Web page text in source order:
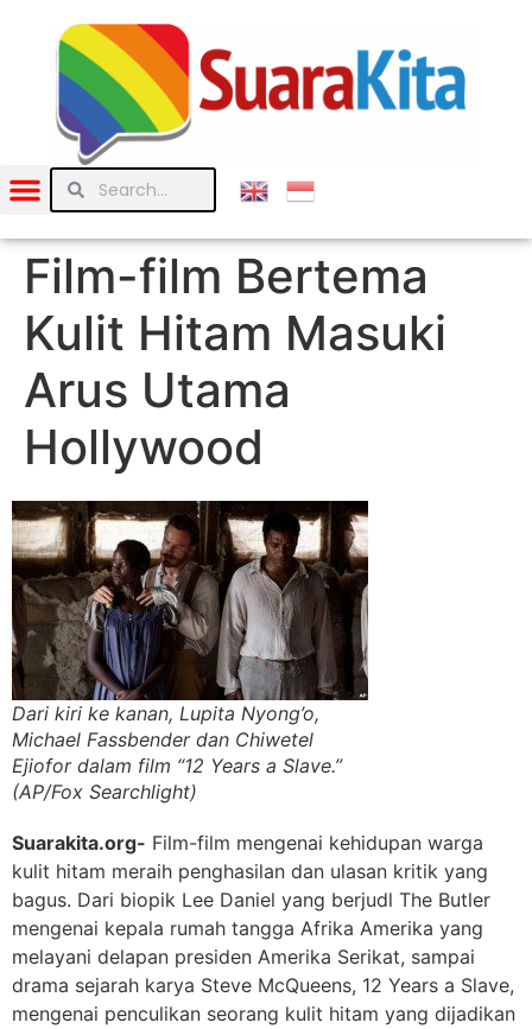
Film-film Bertema
Kulit Hitam Masuki
Arus Utama
Hollywood
Dari kiri ke kanan, Lupita Nyong’o,
Michael Fassbender dan Chiwetel
Ejiofor dalam film “12 Years a Slave.”
(AP/Fox Searchlight)
Suarakita.org- Film-film mengenai kehidupan warga
kulit hitam meraih penghasilan dan ulasan kritik yang
bagus. Dari biopik Lee Daniel yang berjudl The Butler
mengenai kepala rumah tangga Afrika Amerika yang
melayani delapan presiden Amerika Serikat, sampai
drama sejarah karya Steve McQueens, 12 Years a Slave,
mengenai penculikan seorang kulit hitam yang dijadikan